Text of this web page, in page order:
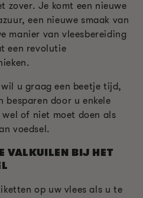
zover. Je komt een nieuwe
een nieuwe smaak van
manier van vleesbereiding
een revolutie
wil u graag een beetje tijd,
besparen door u enkele
of niet moet doen als
voedsel.
VALKUILEN BIJ HET
op uw vlees als u te